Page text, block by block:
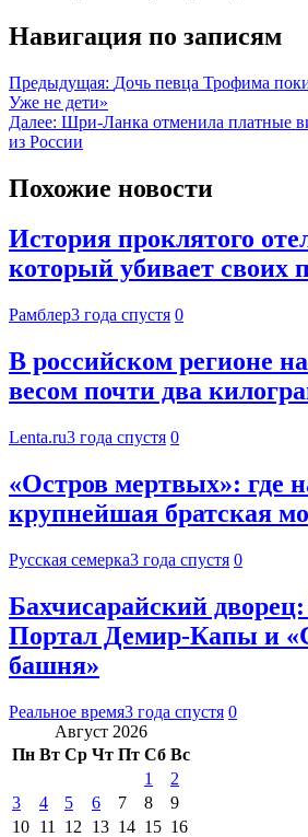
Навигация по записям
Предыдущая: Дочь певца Трофима
Уже не дети»
Далее: Шри-Ланка отменила платные
из России
Похожие новости
История проклятого
который убивает своих
Рамблер3 года спустя 0
В российском регионе
весом почти два
Lenta.ru3 года спустя 0
«Остров мертвых»: где
крупнейшая братская
Русская семерка3 года спустя 0
Бахчисарайский
Портал Демир-Капы и
башня»
Реальное время3 года спустя 0
Август 2026
Пн Вт Ср Чт Пт Сб Вс
1
2
3
4 5 6 7 8
9
10 11 12 13 14 15 16